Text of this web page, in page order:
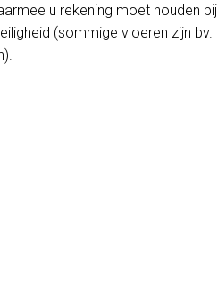
u rekening moet houden bij
(sommige vloeren zijn bv.